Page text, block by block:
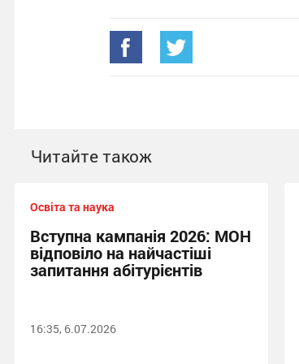
Читайте також
Освіта та наука
Вступна кампанія 2026: МОН
відповіло на найчастіші
запитання абітурієнтів
16:35, 6.07.2026